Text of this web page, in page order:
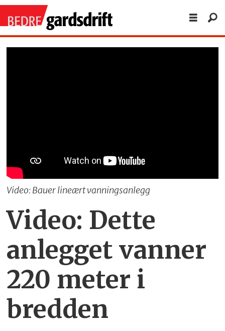
Video: Bauer lineært vanningsanlegg
Video: Dette
anlegget vanner
220 meter i
bredden